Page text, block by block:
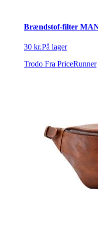
Brændstof-filter
30 kr.På lager
Trodo Fra PriceRunner